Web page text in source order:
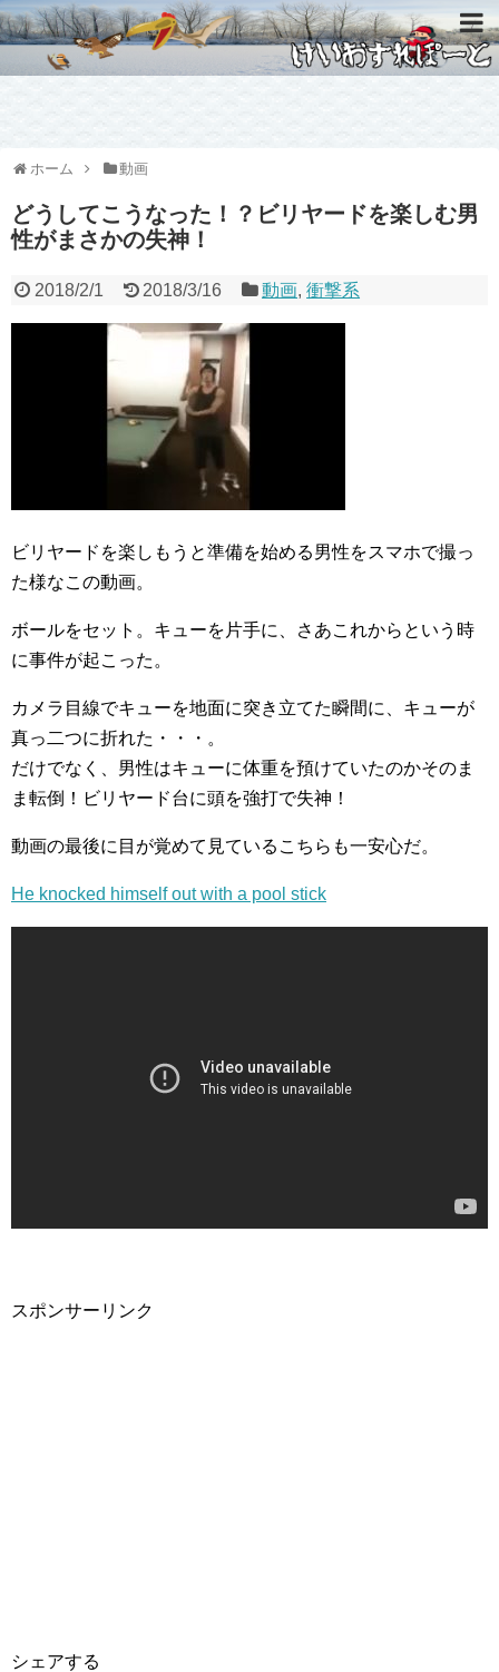
ホーム 動画
どうしてこうなった！？ビリヤードを楽しむ男
性がまさかの失神！
2018/2/1 2018/3/16 動画,衝撃系
ビリヤードを楽しもうと準備を始める男性をスマホで撮っ
た様なこの動画。
ボールをセット。キューを片手に、さあこれからという時
に事件が起こった。
カメラ目線でキューを地面に突き立てた瞬間に、キューが
真っ二つに折れた・・・。
だけでなく、男性はキューに体重を預けていたのかそのま
ま転倒！ビリヤード台に頭を強打で失神！
動画の最後に目が覚めて見ているこちらも一安心だ。
He knocked himself out with a pool stick
スポンサーリンク
シェアする